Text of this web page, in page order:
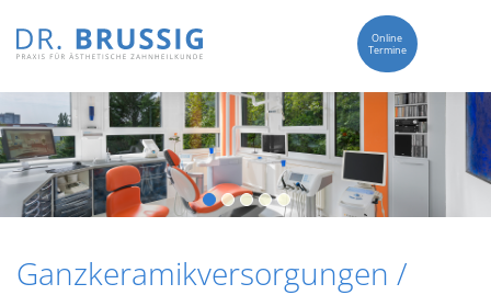
Online
Termine
Ganzkeramikversorgungen /